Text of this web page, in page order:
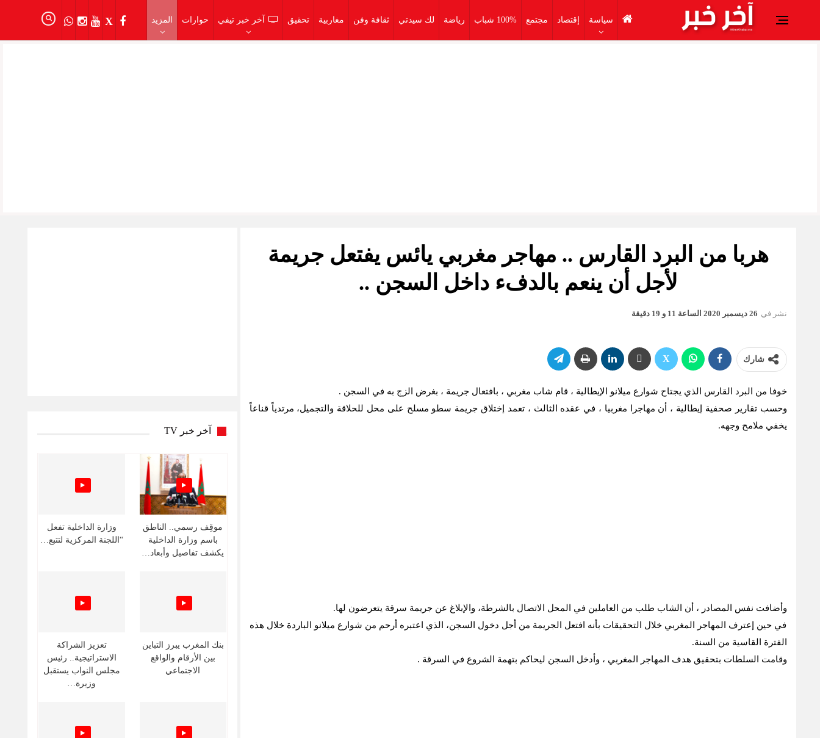
سياسة إقتصاد مجتمع 100% شباب رياضة لك سيدتي ثقافة وفن مغاربية تحقيق آخر خبر تيفي حوارات المزيد
هربا من البرد القارس .. مهاجر مغربي يائس يفتعل جريمة
لأجل أن ينعم بالدفء داخل السجن ..
نشر في 26 ديسمبر 2020 الساعة 11 و 19 دقيقة
شارك
خوفا من البرد القارس الذي يجتاح شوارع ميلانو الإيطالية ، قام شاب مغربي ، بافتعال جريمة ، بغرض الزج به في السجن .
وحسب تقارير صحفية إيطالية ، أن مهاجرا مغربيا ، في عقده الثالث ، تعمد إختلاق جريمة سطو مسلح على محل للحلاقة والتجميل، مرتدياً قناعاً
يخفي ملامح وجهه.
وأضافت نفس المصادر ، أن الشاب طلب من العاملين في المحل الاتصال بالشرطة، والإبلاغ عن جريمة سرقة يتعرضون لها.
في حين إعترف المهاجر المغربي خلال التحقيقات بأنه افتعل الجريمة من أجل دخول السجن، الذي اعتبره أرحم من شوارع ميلانو الباردة خلال هذه
الفترة القاسية من السنة.
وقامت السلطات بتحقيق هدف المهاجر المغربي ، وأدخل السجن ليحاكم بتهمة الشروع في السرقة .
آخر خبر TV
موقِف رسمي.. الناطق
باسم وزارة الداخلية
يكشف تفاصيل وأبعاد…
وزارة الداخلية تفعل
“اللجنة المركزية لتتبع…
بنك المغرب يبرز التباين
بين الأرقام والواقع
الاجتماعي
تعزيز الشراكة
الاستراتيجية.. رئيس
مجلس النواب يستقبل
وزيرة…